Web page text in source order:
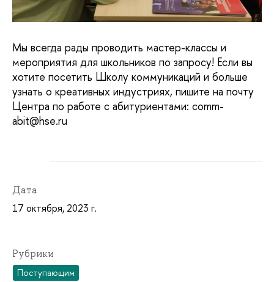
Мы всегда рады проводить мастер-классы и
мероприятия для школьников по запросу! Если вы
хотите посетить Школу коммуникаций и больше
узнать о креативных индустриях, пишите на почту
Центра по работе с абитуриентами: comm-
abit@hse.ru
Дата
17 октября, 2023 г.
Рубрики
Поступающим